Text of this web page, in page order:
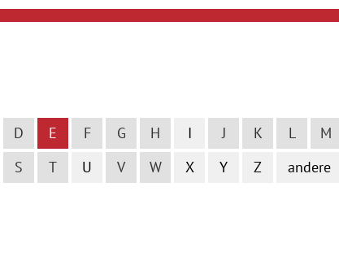
D E F G H I J K L M
S T U V W X Y Z andere